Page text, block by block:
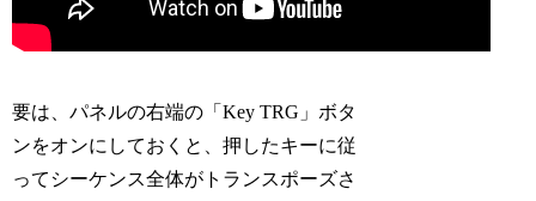
要は、パネルの右端の「Key TRG」ボタ
ンをオンにしておくと、押したキーに従
ってシーケンス全体がトランスポーズさ